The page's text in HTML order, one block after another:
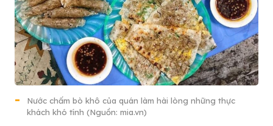
Nước chấm bò khô của quán làm hài lòng những thực
khách khó tính (Nguồn: mia.vn)